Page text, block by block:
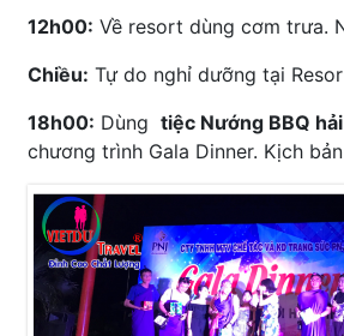
12h00: Về resort dùng cơm trưa.
Chiều: Tự do nghỉ dưỡng tại
18h00: Dùngtiệc Nướng BBQ
chương trình Gala Dinner. Kịch